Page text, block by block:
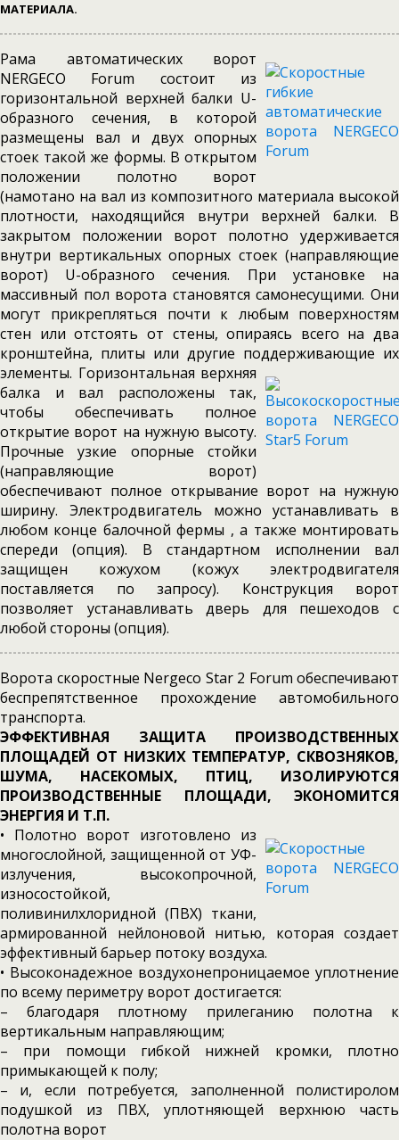
МАТЕРИАЛА.
Рама автоматических ворот
NERGECO Forum состоит из
горизонтальной верхней балки U-
образного сечения, в которой
размещены вал и двух опорных
стоек такой же формы. В открытом
положении полотно ворот
(намотано на вал из композитного материала высокой
плотности, находящийся внутри верхней балки. В
закрытом положении ворот полотно удерживается
внутри вертикальных опорных стоек (направляющие
ворот) U-образного сечения. При установке на
массивный пол ворота становятся самонесущими. Они
могут прикрепляться почти к любым поверхностям
стен или отстоять от стены, опираясь всего на два
кронштейна, плиты или другие поддерживающие их
элементы. Горизонтальная верхняя
балка и вал расположены так,
чтобы обеспечивать полное
открытие ворот на нужную высоту.
Прочные узкие опорные стойки
(направляющие ворот)
обеспечивают полное открывание ворот на нужную
ширину. Электродвигатель можно устанавливать в
любом конце балочной фермы , а также монтировать
спереди (опция). В стандартном исполнении вал
защищен кожухом (кожух электродвигателя
поставляется по запросу). Конструкция ворот
позволяет устанавливать дверь для пешеходов с
любой стороны (опция).
Ворота скоростные Nergeco Star 2 Forum обеспечивают
беспрепятственное прохождение автомобильного
транспорта.
ЭФФЕКТИВНАЯ ЗАЩИТА ПРОИЗВОДСТВЕННЫХ
ПЛОЩАДЕЙ ОТ НИЗКИХ ТЕМПЕРАТУР, СКВОЗНЯКОВ,
ШУМА, НАСЕКОМЫХ, ПТИЦ, ИЗОЛИРУЮТСЯ
ПРОИЗВОДСТВЕННЫЕ ПЛОЩАДИ, ЭКОНОМИТСЯ
ЭНЕРГИЯ И Т.П.
• Полотно ворот изготовлено из
многослойной, защищенной от УФ-
излучения, высокопрочной,
износостойкой,
поливинилхлоридной (ПВХ) ткани,
армированной нейлоновой нитью, которая создает
эффективный барьер потоку воздуха.
• Высоконадежное воздухонепроницаемое уплотнение
по всему периметру ворот достигается:
– благодаря плотному прилеганию полотна к
вертикальным направляющим;
– при помощи гибкой нижней кромки, плотно
примыкающей к полу;
– и, если потребуется, заполненной полистиролом
подушкой из ПВХ, уплотняющей верхнюю часть
полотна ворот